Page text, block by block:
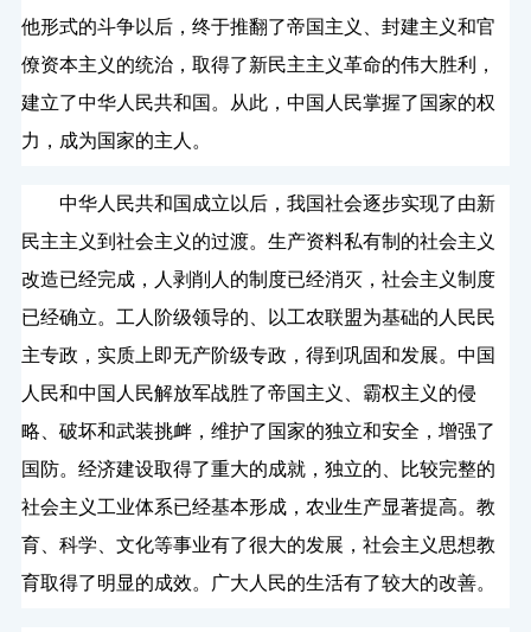
他形式的斗争以后，终于推翻了帝国主义、封建主义和官
僚资本主义的统治，取得了新民主主义革命的伟大胜利，
建立了中华人民共和国。从此，中国人民掌握了国家的权
力，成为国家的主人。
中华人民共和国成立以后，我国社会逐步实现了由新
民主主义到社会主义的过渡。生产资料私有制的社会主义
改造已经完成，人剥削人的制度已经消灭，社会主义制度
已经确立。工人阶级领导的、以工农联盟为基础的人民民
主专政，实质上即无产阶级专政，得到巩固和发展。中国
人民和中国人民解放军战胜了帝国主义、霸权主义的侵
略、破坏和武装挑衅，维护了国家的独立和安全，增强了
国防。经济建设取得了重大的成就，独立的、比较完整的
社会主义工业体系已经基本形成，农业生产显著提高。教
育、科学、文化等事业有了很大的发展，社会主义思想教
育取得了明显的成效。广大人民的生活有了较大的改善。